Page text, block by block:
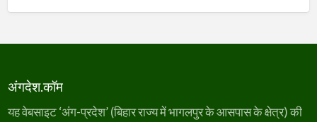
अंगदेश.कॉम
यह वेबसाइट ‘अंग-प्रदेश’ (बिहार राज्य में भागलपुर के आसपास के क्षेत्र) की